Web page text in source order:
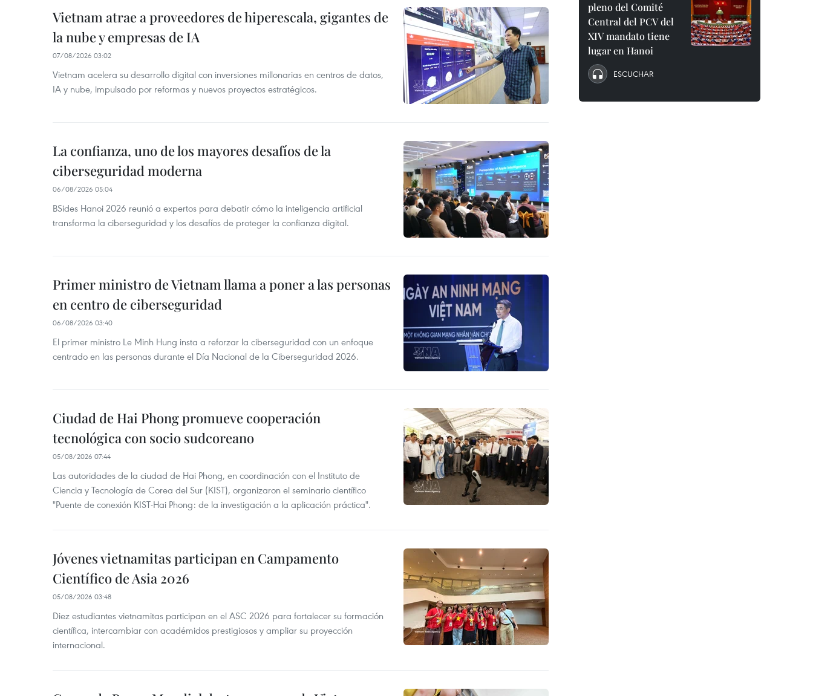
Vietnam atrae a proveedores de hiperescala, gigantes de
la nube y empresas de IA
07/08/2026 03:02
Vietnam acelera su desarrollo digital con inversiones millonarias en centros de datos,
IA y nube, impulsado por reformas y nuevos proyectos estratégicos.
La confianza, uno de los mayores desafíos de la
ciberseguridad moderna
06/08/2026 05:04
BSides Hanoi 2026 reunió a expertos para debatir cómo la inteligencia artificial
transforma la ciberseguridad y los desafíos de proteger la confianza digital.
Primer ministro de Vietnam llama a poner a las personas
en centro de ciberseguridad
06/08/2026 03:40
El primer ministro Le Minh Hung insta a reforzar la ciberseguridad con un enfoque
centrado en las personas durante el Día Nacional de la Ciberseguridad 2026.
Ciudad de Hai Phong promueve cooperación
tecnológica con socio sudcoreano
05/08/2026 07:44
Las autoridades de la ciudad de Hai Phong, en coordinación con el Instituto de
Ciencia y Tecnología de Corea del Sur (KIST), organizaron el seminario científico
"Puente de conexión KIST-Hai Phong: de la investigación a la aplicación práctica".
Jóvenes vietnamitas participan en Campamento
Científico de Asia 2026
05/08/2026 03:48
Diez estudiantes vietnamitas participan en el ASC 2026 para fortalecer su formación
científica, intercambiar con académidos prestigiosos y ampliar su proyección
internacional.
pleno del Comité
Central del PCV del
XIV mandato tiene
lugar en Hanoi
ESCUCHAR